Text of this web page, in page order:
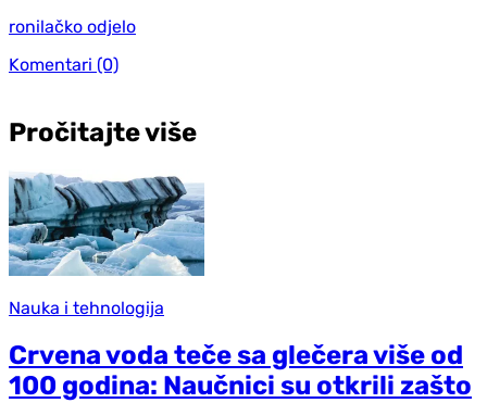
ronilačko odjelo
Komentari (0)
Pročitajte više
Nauka i tehnologija
Crvena voda teče sa glečera više od
100 godina: Naučnici su otkrili zašto